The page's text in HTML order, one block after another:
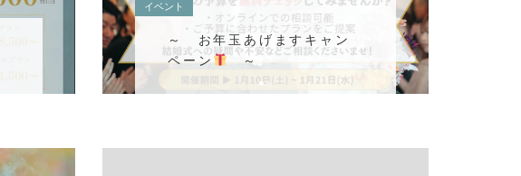
イベント
～ お年玉あげますキャン
ペーン
～